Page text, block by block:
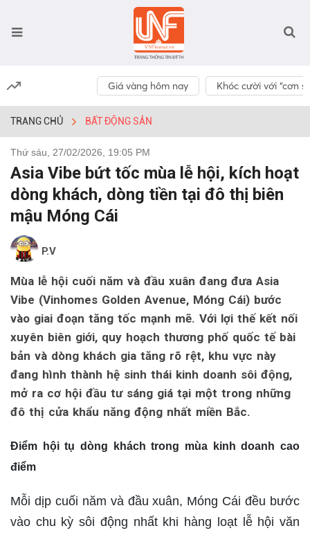
Giá vàng hôm nay Khóc cười với “cơn
TRANG CHỦ BẤT ĐỘNG SẢN
Thứ sáu, 27/02/2026, 19:05 PM
Asia Vibe bứt tốc mùa lễ hội, kích hoạt
dòng khách, dòng tiền tại đô thị biên
mậu Móng Cái
P.V
Mùa lễ hội cuối năm và đầu xuân đang đưa Asia
Vibe (Vinhomes Golden Avenue, Móng Cái) bước
vào giai đoạn tăng tốc mạnh mẽ. Với lợi thế kết nối
xuyên biên giới, quy hoạch thương phố quốc tế bài
bản và dòng khách gia tăng rõ rệt, khu vực này
đang hình thành hệ sinh thái kinh doanh sôi động,
mở ra cơ hội đầu tư sáng giá tại một trong những
đô thị cửa khẩu năng động nhất miền Bắc.
Điểm hội tụ dòng khách trong mùa kinh doanh cao
điểm
Mỗi dịp cuối năm và đầu xuân, Móng Cái đều bước
vào chu kỳ sôi động nhất khi hàng loạt lễ hội văn